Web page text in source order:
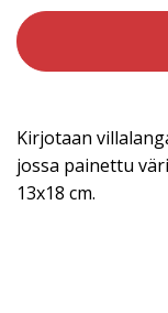
Kirjotaan
jossa painettu
13x18 cm.